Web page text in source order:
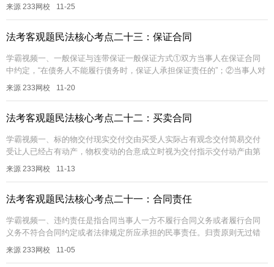
来源 233网校 11-25
法考客观题民法核心考点二十三：保证合同
学霸视频一、一般保证与连带保证一般保证方式①双方当事人在保证合同
中约定，“在债务人不能履行债务时，保证人承担保证责任的”；②当事人对
保证方式没有约定或约定不明，应认定为一般保证先诉抗辩权一般保证的
来源 233网校 11-20
法考客观题民法核心考点二十二：买卖合同
学霸视频一、标的物交付现实交付交由买受人实际占有观念交付简易交付
受让人已经占有动产，物权变动的合意成立时视为交付指示交付动产由第
三人占有是，出让人通过转让对第三人的返还请求权以替代交付占有改定
来源 233网校 11-13
法考客观题民法核心考点二十一：合同责任
学霸视频一、违约责任是指合同当事人一方不履行合同义务或者履行合同
义务不符合合同约定或者法律规定所应承担的民事责任。归责原则无过错
责任原则（存在例外）责任形式继续履行①金钱债务，无条件适用继续履
来源 233网校 11-05